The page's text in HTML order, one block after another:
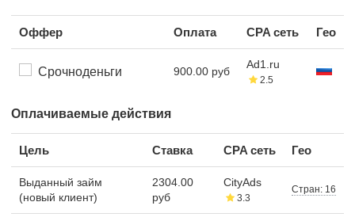
Оффер Оплата CPA сеть Гео
Срочноденьги 900.00 руб
Ad1.ru
2.5
Оплачиваемые действия
Цель Ставка CPA сеть Гео
Выданный займ
(новый клиент)
2304.00
руб
CityAds
3.3
Стран: 16